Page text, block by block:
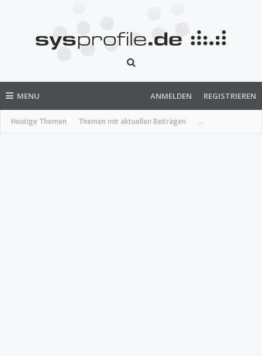
MENU
Heutige Themen Themen mit aktuellen Beiträgen ...
ANMELDEN REGISTRIEREN